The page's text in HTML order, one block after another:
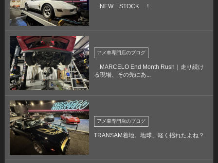
NEW STOCK ！
アメ車専門店のブログ
MARCELO End Month Rush｜走り続け
る現場、その先にあ...
アメ車専門店のブログ
TRANSAM着地。地球、軽く揺れたよね？